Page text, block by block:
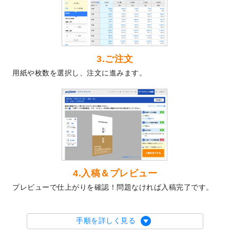
【新商品】のぼり
が作成できるようになり
ました！
DMのデザインテンプレートを追加しまし
た。
【新商品】ステッカー
なりました！
2024年版4月始まりのカレンダーデザイン
テンプレートを公開いたしました。
2024年辰年の年賀ポスターデザインテンプ
レート
を公開いたしました。
箔押し年賀状のデザインテンプレート
開いたしました。
クリアファイル、封筒、うちわにてオリジ
ナルデザインで作成できるようになりまし
た！
を公開いたしました。
2023/9/1
2024年版1月始まりのカレンダーデザイン
3.ご注文
用紙や枚数を選択し、注文に進みます。
4.入稿＆プレビュー
プレビューで仕上がりを確認！問題なければ入稿完了です。
手順を詳しく見る